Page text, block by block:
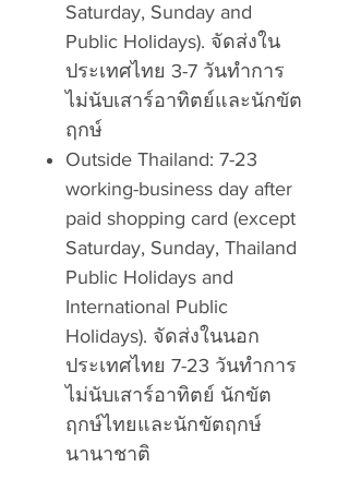
Saturday, Sunday and
Public Holidays). จัดส่งใน
ประเทศไทย 3-7 วันทำการ
ไม่นับเสาร์อาทิตย์และนักขัต
ฤกษ์
Outside Thailand: 7-23
working-business day after
paid shopping card (except
Saturday, Sunday, Thailand
Public Holidays and
International Public
Holidays). จัดส่งในนอก
ประเทศไทย 7-23 วันทำการ
ไม่นับเสาร์อาทิตย์ นักขัต
ฤกษ์ไทยและนักขัตฤกษ์
นานาชาติ